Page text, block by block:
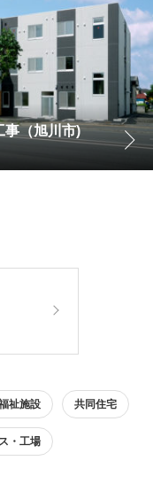
事（旭川市)
祉施設 共同住宅
・工場